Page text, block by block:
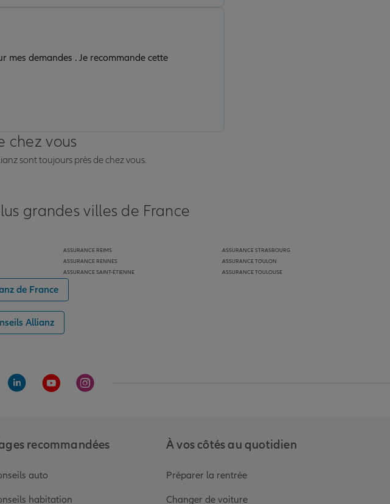
mes demandes . Je recommande cette
chez vous
sont toujours près de chez vous.
grandes villes de France
ASSURANCE REIMS
ASSURANCE RENNES
ASSURANCE SAINT-ÉTIENNE
ASSURANCE STRASBOURG
ASSURANCE TOULON
ASSURANCE TOULOUSE
de France
Allianz
Facebook de Allianz
sur la page Twitter de Allianz
Aller sur la page Linkedin de Allianz
Aller sur la page Youtube de Allianz
Aller sur la page Instagram de Allianz
recommandées
auto
habitation
À vos côtés au quotidien
Préparer la rentrée
Changer de voiture